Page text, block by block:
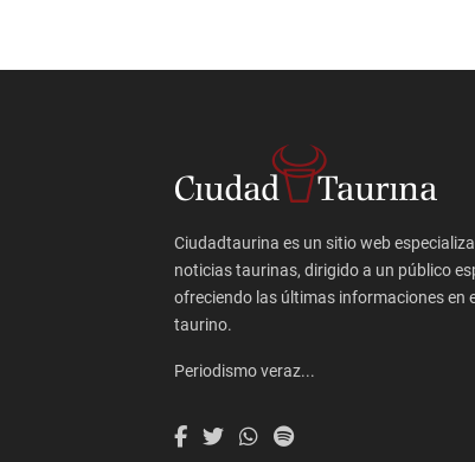
Ciudadtaurina es un sitio web
noticias taurinas, dirigido a un público
ofreciendo las últimas informaciones en
taurino.
Periodismo veraz...